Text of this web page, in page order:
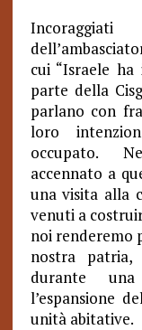
cui “Israele
parte della
parlano con
loro
occupato.
accennato a
una visita alla
venuti a
noi renderemo
nostra
durante
l’espansione
unità abitative.